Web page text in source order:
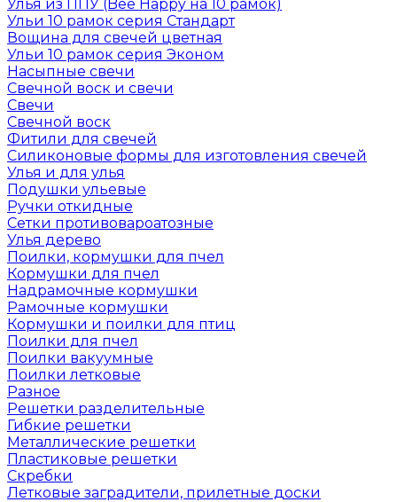
Улья из ППУ (Bee Happy на 10 рамок)
Ульи 10 рамок серия Стандарт
Вощина для свечей цветная
Ульи 10 рамок серия Эконом
Насыпные свечи
Свечной воск и свечи
Свечи
Свечной воск
Фитили для свечей
Силиконовые формы для изготовления свечей
Улья и для улья
Подушки ульевые
Ручки откидные
Сетки противовароатозные
Улья дерево
Поилки, кормушки для пчел
Кормушки для пчел
Надрамочные кормушки
Рамочные кормушки
Кормушки и поилки для птиц
Поилки для пчел
Поилки вакуумные
Поилки летковые
Разное
Решетки разделительные
Гибкие решетки
Металлические решетки
Пластиковые решетки
Скребки
Летковые заградители, прилетные доски